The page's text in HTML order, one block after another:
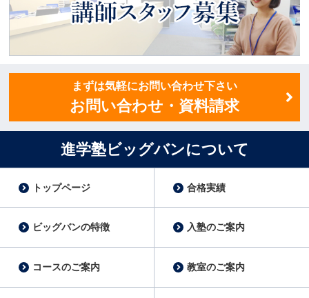
まずは気軽にお問い合わせ下さい
お問い合わせ・資料請求
進学塾ビッグバンについて
トップページ 合格実績
ビッグバンの特徴 入塾のご案内
コースのご案内 教室のご案内